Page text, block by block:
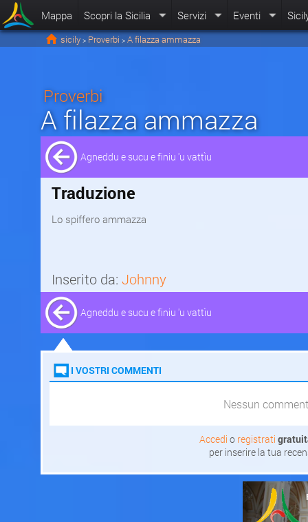
Mappa Scopri la Sicilia Servizi Eventi
sicily > Proverbi > A filazza ammazza
Proverbi
A filazza ammazza
Agneddu e sucu e finiu 'u vattìu
Traduzione
Lo spiffero ammazza
Inserito da: Johnny
Agneddu e sucu e finiu 'u vattìu
I VOSTRI COMMENTI
Nessun
Accedi o registrati
per inserire la tua